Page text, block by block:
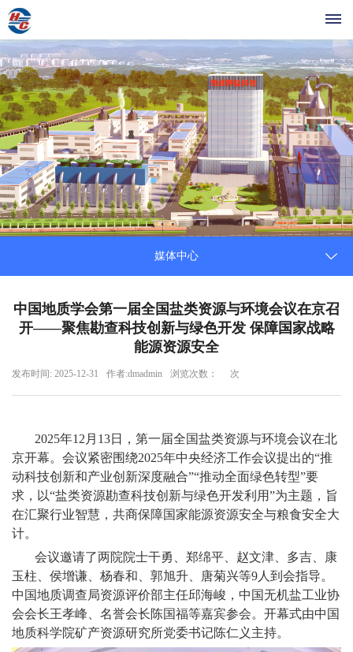
首
页
关
于
我
体
心
团
产
业
业
文
化
媒体中心
中国地质学会第一届全国盐类资源与环境会议在京召
开——聚焦勘查科技创新与绿色开发 保障国家战略
能源资源安全
发布时间: 2025-12-31 作者:dmadmin 浏览次数： 次
2025年12 月 13日，第一届全国盐类资源与环境会议在北
京开幕。会议紧密围绕2025年中央经济工作会议提出的“推
动科技创新和产业创新深度融合”“推动全面绿色转型”要
求，以“盐类资源勘查科技创新与绿色开发利用”为主题，旨
在汇聚行业智慧，共商保障国家能源资源安全与粮食安全大
计。
会议邀请了两院院士干勇、郑绵平、赵文津、多吉、康
玉柱、侯增谦、杨春和、郭旭升、唐菊兴等9 人到会指导。
中国地质调查局资源评价部主任邱海峻，中国无机盐工业协
会会长王孝峰、名誉会长陈国福等嘉宾参会。开幕式由中国
地质科学院矿产资源研究所党委书记陈仁义主持。